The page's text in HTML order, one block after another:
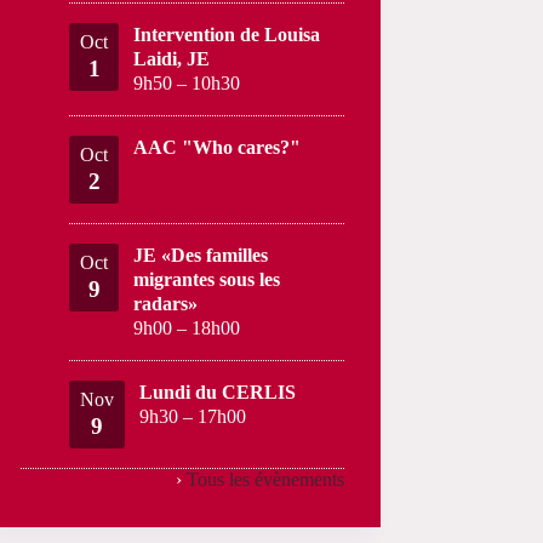
Oct
1
Intervention de Louisa
Laidi, JE
9h50 – 10h30
Oct
2
AAC "Who cares?"
Oct
9
JE «Des familles
migrantes sous les
radars»
9h00 – 18h00
Nov
9
Lundi du CERLIS
9h30 – 17h00
› Tous les évènements